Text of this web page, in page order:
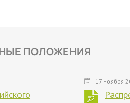
ПОЛОЖЕНИЯ
17 ноября